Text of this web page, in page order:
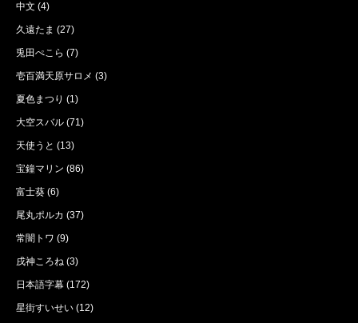
中文 (4)
久遠たま (27)
兎田ぺこら (7)
壱百満天原サロメ (3)
夏色まつり (1)
大空スバル (71)
天使うと (13)
宝鐘マリン (86)
富士葵 (6)
尾丸ポルカ (37)
常闇トワ (9)
戌神ころね (3)
日本語字幕 (172)
星街すいせい (12)